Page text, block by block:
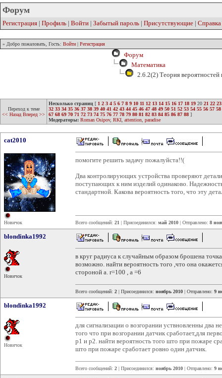
Форум
Регистрация | Профиль | Войти | Забытый пароль | Присутствующие | Справка
» Добро пожаловать, Гость: Войти | Регистрация
Форум
Математика
2.6.2(2) Теория вероятностей
Переход к теме
<< Назад Вперед >>
Несколько страниц [ 1 2 3 4 5 6 7 8 9 10 11 12 13 14 15 16 17 18 19 20 21 22 23
32 33 34 35 36 37 38 39 40 41 42 43 44 45 46 47 48 49 50 51 52 53 54 55 56 57 58
67 68 69 70 71 72 73 74 75 76 77 78 79 80 81 82 83 84 85 86 87 88 ]
Модераторы: Roman Osipov, RKI attention paradise
cat2010
Новичок
помогите решить задачу пожалуйста!!(
Два контролирующих устройства проверяют
поступающих к ним изделий одинаково.
стандартной. Какова вероятность того, что эту
Всего сообщений: 21 | Присоединился: май 2010 | Отправлено: 8
blondinka1992
Новичок
в круг радиуса к случайным образом брошена
возможно. найти вероятность того ,что она
стороной a. r=100 , a =6
Всего сообщений: 2 | Присоединился: ноябрь 2010 | Отправлено: 9
blondinka1992
Новичок
для сигнализации о возгорании уствновленны два
того что при возгорании датчик сработает,для
р1 и р2. найти вероятность того што при пожаре
што при пожаре сработает ровно один датчик.
Всего сообщений: 2 | Присоединился: ноябрь 2010 | Отправлено: 9